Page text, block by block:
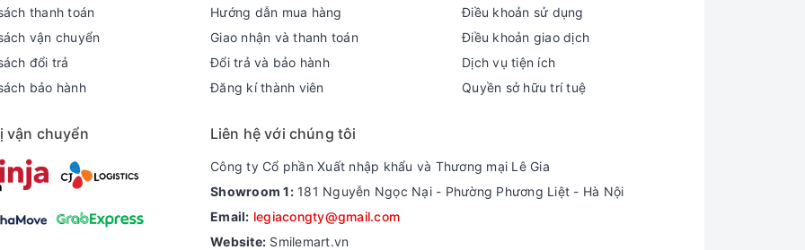
thanh toán
vận chuyển
đổi trả
bảo hành
Hướng dẫn mua hàng
Giao nhận và thanh toán
Đổi trả và bảo hành
Đăng kí thành viên
Điều khoản sử dụng
Điều khoản giao dịch
Dịch vụ tiện ích
Quyền sở hữu trí tuệ
vận chuyển Liên hệ với chúng tôi
Công ty Cổ phần Xuất nhập khẩu và Thương mại Lê Gia
Showroom 1:181 Nguyễn Ngọc Nại - Phường Phương Liệt - Hà Nội
Email: legiacongty@gmail.com
Website: Smilemart.vn